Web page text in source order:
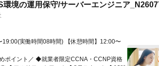
環境の運用保守/サーバーエンジニア
19:00(実働時間08時間) 【休憩時間】12:00〜
ポイント／ ◆就業者限定CCNA・CCNP資格